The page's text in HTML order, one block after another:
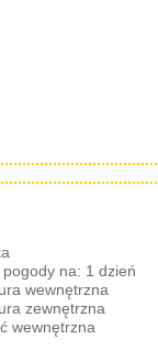
na: 1 dzień
wewnętrzna
zewnętrzna
wewnętrzna